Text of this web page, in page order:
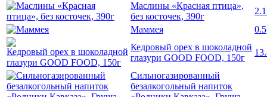
Маслины «Красная птица»,
без косточек, 390г
Маммея
0.5
Кедровый орех в шоколадной
глазури GOOD FOOD, 150г
Сильногазированный
безалкогольный напиток